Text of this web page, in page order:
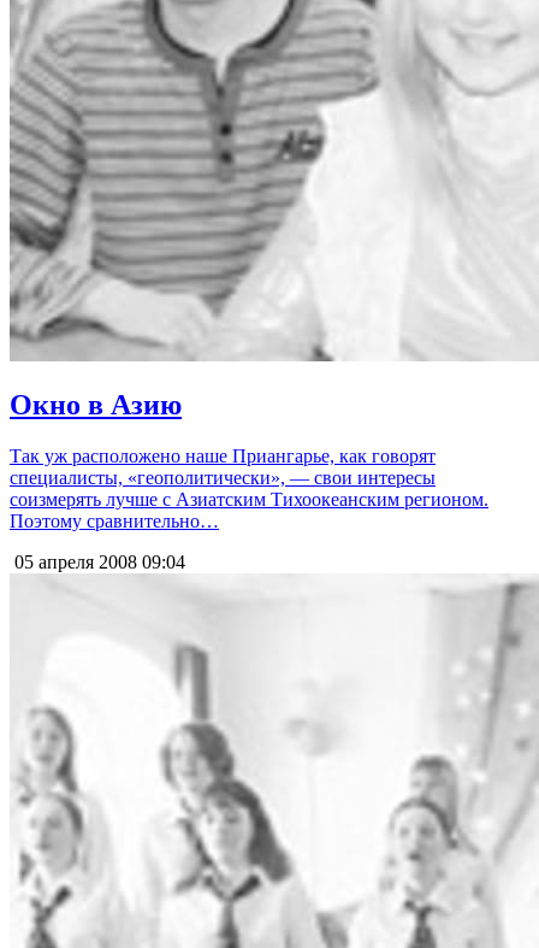
Окно в Азию
Так уж расположено наше Приангарье, как говорят
специалисты, «геополитически», — свои интересы
соизмерять лучше с Азиатским Тихоокеанским регионом.
Поэтому сравнительно…
05 апреля 2008 09:04